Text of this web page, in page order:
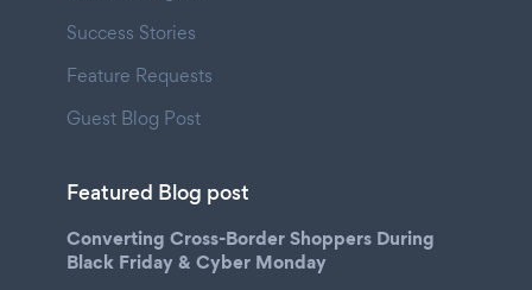
Success Stories
Feature Requests
Guest Blog Post
Featured Blog post
Converting Cross-Border Shoppers During
Black Friday & Cyber Monday